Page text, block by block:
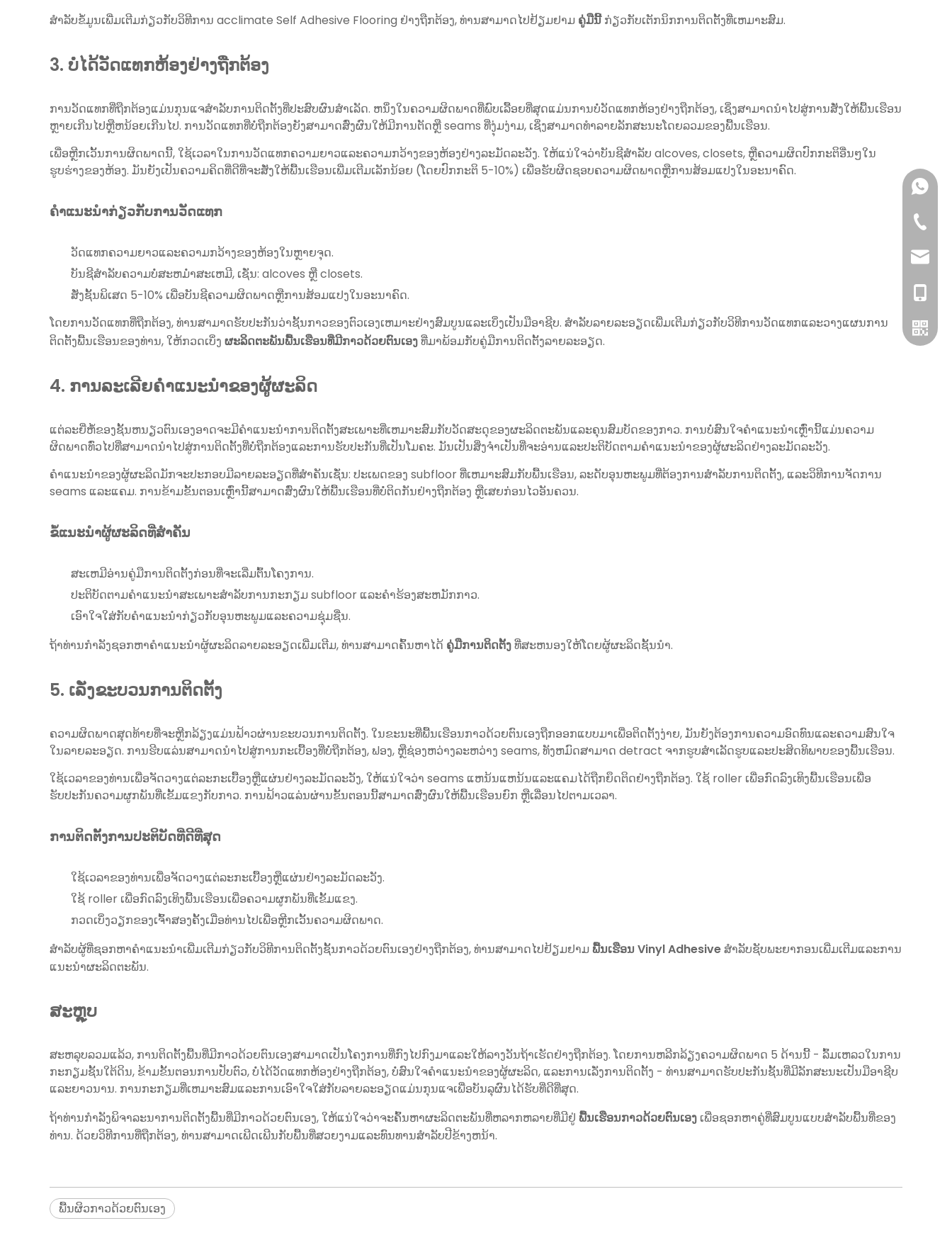
ສໍາລັບຂໍ້ມູນເພີ່ມເຕີມກ່ຽວກັບວິທີການ acclimate Self Adhesive Flooring ຢ່າງຖືກຕ້ອງ, ທ່ານສາມາດໄປຢ້ຽມຢາມ ຄູ່ມືນີ້ກ່ຽວກັບເຕັກນິກການຕິດຕັ້ງທີ່ເຫມາະສົມ.
3. ບໍ່ໄດ້ວັດແທກຫ້ອງຢ່າງຖືກຕ້ອງ
ການວັດແທກທີ່ຖືກຕ້ອງແມ່ນກຸນແຈສໍາລັບການຕິດຕັ້ງທີ່ປະສົບຜົນສໍາເລັດ. ຫນຶ່ງໃນຄວາມຜິດພາດທີ່ພົບເລື້ອຍທີ່ສຸດແມ່ນການບໍ່ວັດແທກຫ້ອງຢ່າງຖືກຕ້ອງ, ເຊິ່ງສາມາດນໍາໄປສູ່ການສັ່ງໃຫ້ພື້ນເຮືອນ
ຫຼາຍເກີນໄປຫຼືຫນ້ອຍເກີນໄປ. ການວັດແທກທີ່ບໍ່ຖືກຕ້ອງຍັງສາມາດສົ່ງຜົນໃຫ້ມີການຕັດຫຼື seams ທີ່ງຸ່ມງ່າມ, ເຊິ່ງສາມາດທໍາລາຍລັກສະນະໂດຍລວມຂອງພື້ນເຮືອນ.
ເພື່ອຫຼີກເວັ້ນການຜິດພາດນີ້, ໃຊ້ເວລາໃນການວັດແທກຄວາມຍາວແລະຄວາມກວ້າງຂອງຫ້ອງຢ່າງລະມັດລະວັງ. ໃຫ້ແນ່ໃຈວ່າບັນຊີສໍາລັບ alcoves, closets, ຫຼືຄວາມຜິດປົກກະຕິອື່ນໆໃນ
ຮູບຮ່າງຂອງຫ້ອງ. ມັນຍັງເປັນຄວາມຄິດທີ່ດີທີ່ຈະສັ່ງໃຫ້ພື້ນເຮືອນເພີ່ມເຕີມເລັກນ້ອຍ (ໂດຍປົກກະຕິ 5-10%) ເພື່ອຮັບຜິດຊອບຄວາມຜິດພາດຫຼືການສ້ອມແປງໃນອະນາຄົດ.
ຄໍາແນະນໍາກ່ຽວກັບການວັດແທກ
ວັດແທກຄວາມຍາວແລະຄວາມກວ້າງຂອງຫ້ອງໃນຫຼາຍຈຸດ.
ບັນຊີສໍາລັບຄວາມບໍ່ສະຫມໍ່າສະເຫມີ, ເຊັ່ນ: alcoves ຫຼື closets.
ສັ່ງຊັ້ນພິເສດ 5-10% ເພື່ອບັນຊີຄວາມຜິດພາດຫຼືການສ້ອມແປງໃນອະນາຄົດ.
ໂດຍການວັດແທກທີ່ຖືກຕ້ອງ, ທ່ານສາມາດຮັບປະກັນວ່າຊັ້ນກາວຂອງຕົວເອງເຫມາະຢ່າງສົມບູນແລະເບິ່ງເປັນມືອາຊີບ. ສໍາລັບລາຍລະອຽດເພີ່ມເຕີມກ່ຽວກັບວິທີການວັດແທກແລະວາງແຜນການ
ຕິດຕັ້ງພື້ນເຮືອນຂອງທ່ານ, ໃຫ້ກວດເບິ່ງ ຜະລິດຕະພັນພື້ນເຮືອນທີ່ມີກາວດ້ວຍຕົນເອງທີ່ມາພ້ອມກັບຄູ່ມືການຕິດຕັ້ງລາຍລະອຽດ.
4. ການລະເລີຍຄໍາແນະນໍາຂອງຜູ້ຜະລິດ
ແຕ່ລະຍີ່ຫໍ້ຂອງຊັ້ນຫນຽວຕົນເອງອາດຈະມີຄໍາແນະນໍາການຕິດຕັ້ງສະເພາະທີ່ເຫມາະສົມກັບວັດສະດຸຂອງຜະລິດຕະພັນແລະຄຸນສົມບັດຂອງກາວ. ການບໍ່ສົນໃຈຄໍາແນະນໍາເຫຼົ່ານີ້ແມ່ນຄວາມ
ຜິດພາດທົ່ວໄປທີ່ສາມາດນໍາໄປສູ່ການຕິດຕັ້ງທີ່ບໍ່ຖືກຕ້ອງແລະການຮັບປະກັນທີ່ເປັນໂມຄະ. ມັນເປັນສິ່ງຈໍາເປັນທີ່ຈະອ່ານແລະປະຕິບັດຕາມຄໍາແນະນໍາຂອງຜູ້ຜະລິດຢ່າງລະມັດລະວັງ.
ຄໍາແນະນໍາຂອງຜູ້ຜະລິດມັກຈະປະກອບມີລາຍລະອຽດທີ່ສໍາຄັນເຊັ່ນ: ປະເພດຂອງ subfloor ທີ່ເຫມາະສົມກັບພື້ນເຮືອນ, ລະດັບອຸນຫະພູມທີ່ຕ້ອງການສໍາລັບການຕິດຕັ້ງ, ແລະວິທີການຈັດການ
seams ແລະແຄມ. ການຂ້າມຂັ້ນຕອນເຫຼົ່ານີ້ສາມາດສົ່ງຜົນໃຫ້ພື້ນເຮືອນທີ່ບໍ່ຕິດກັນຢ່າງຖືກຕ້ອງ ຫຼືເສຍກ່ອນໄວອັນຄວນ.
ຂໍ້ແນະນໍາຜູ້ຜະລິດທີ່ສໍາຄັນ
ສະເຫມີອ່ານຄູ່ມືການຕິດຕັ້ງກ່ອນທີ່ຈະເລີ່ມຕົ້ນໂຄງການ.
ປະຕິບັດຕາມຄໍາແນະນໍາສະເພາະສໍາລັບການກະກຽມ subfloor ແລະຄໍາຮ້ອງສະຫມັກກາວ.
ເອົາໃຈໃສ່ກັບຄໍາແນະນໍາກ່ຽວກັບອຸນຫະພູມແລະຄວາມຊຸ່ມຊື່ນ.
ຖ້າທ່ານກໍາລັງຊອກຫາຄໍາແນະນໍາຜູ້ຜະລິດລາຍລະອຽດເພີ່ມເຕີມ, ທ່ານສາມາດຄົ້ນຫາໄດ້ ຄູ່ມືການຕິດຕັ້ງທີ່ສະຫນອງໃຫ້ໂດຍຜູ້ຜະລິດຊັ້ນນໍາ.
5. ເລັ່ງຂະບວນການຕິດຕັ້ງ
ຄວາມຜິດພາດສຸດທ້າຍທີ່ຈະຫຼີກລ້ຽງແມ່ນຟ້າວຜ່ານຂະບວນການຕິດຕັ້ງ. ໃນຂະນະທີ່ພື້ນເຮືອນກາວດ້ວຍຕົນເອງຖືກອອກແບບມາເພື່ອຕິດຕັ້ງງ່າຍ, ມັນຍັງຕ້ອງການຄວາມອົດທົນແລະຄວາມສົນໃຈ
ໃນລາຍລະອຽດ. ການຮີບແລ່ນສາມາດນໍາໄປສູ່ການກະເບື້ອງທີ່ບໍ່ຖືກຕ້ອງ, ຟອງ, ຫຼືຊ່ອງຫວ່າງລະຫວ່າງ seams, ທັງຫມົດສາມາດ detract ຈາກຮູບສໍາເລັດຮູບແລະປະສິດທິພາບຂອງພື້ນເຮືອນ.
ໃຊ້ເວລາຂອງທ່ານເພື່ອຈັດວາງແຕ່ລະກະເບື້ອງຫຼືແຜ່ນຢ່າງລະມັດລະວັງ, ໃຫ້ແນ່ໃຈວ່າ seams ແຫນ້ນແຫນ້ນແລະແຄມໄດ້ຖືກຍຶດຕິດຢ່າງຖືກຕ້ອງ. ໃຊ້ roller ເພື່ອກົດລົງເທິງພື້ນເຮືອນເພື່ອ
ຮັບປະກັນຄວາມຜູກພັນທີ່ເຂັ້ມແຂງກັບກາວ. ການຟ້າວແລ່ນຜ່ານຂັ້ນຕອນນີ້ສາມາດສົ່ງຜົນໃຫ້ພື້ນເຮືອນຍົກ ຫຼືເລື່ອນໄປຕາມເວລາ.
ການຕິດຕັ້ງການປະຕິບັດທີ່ດີທີ່ສຸດ
ໃຊ້ເວລາຂອງທ່ານເພື່ອຈັດວາງແຕ່ລະກະເບື້ອງຫຼືແຜ່ນຢ່າງລະມັດລະວັງ.
ໃຊ້ roller ເພື່ອກົດລົງເທິງພື້ນເຮືອນເພື່ອຄວາມຜູກພັນທີ່ເຂັ້ມແຂງ.
ກວດເບິ່ງວຽກຂອງເຈົ້າສອງຄັ້ງເມື່ອທ່ານໄປເພື່ອຫຼີກເວັ້ນຄວາມຜິດພາດ.
ສໍາລັບຜູ້ທີ່ຊອກຫາຄໍາແນະນໍາເພີ່ມເຕີມກ່ຽວກັບວິທີການຕິດຕັ້ງຊັ້ນກາວດ້ວຍຕົນເອງຢ່າງຖືກຕ້ອງ, ທ່ານສາມາດໄປຢ້ຽມຢາມພື້ນເຮືອນ Vinyl Adhesiveສໍາລັບຊັບພະຍາກອນເພີ່ມເຕີມແລະການ
ແນະນໍາຜະລິດຕະພັນ.
ສະຫຼຸບ
ສະຫລຸບລວມແລ້ວ, ການຕິດຕັ້ງພື້ນທີ່ມີກາວດ້ວຍຕົນເອງສາມາດເປັນໂຄງການທີ່ກົງໄປກົງມາແລະໃຫ້ລາງວັນຖ້າເຮັດຢ່າງຖືກຕ້ອງ. ໂດຍການຫລີກລ້ຽງຄວາມຜິດພາດ 5 ດ້ານນີ້ - ລົ້ມເຫລວໃນການ
ກະກຽມຊັ້ນໃຕ້ດິນ, ຂ້າມຂັ້ນຕອນການປັບຕົວ, ບໍ່ໄດ້ວັດແທກຫ້ອງຢ່າງຖືກຕ້ອງ, ບໍ່ສົນໃຈຄໍາແນະນໍາຂອງຜູ້ຜະລິດ, ແລະການເລັ່ງການຕິດຕັ້ງ - ທ່ານສາມາດຮັບປະກັນຊັ້ນທີ່ມີລັກສະນະເປັນມືອາຊີບ
ແລະຍາວນານ. ການກະກຽມທີ່ເຫມາະສົມແລະການເອົາໃຈໃສ່ກັບລາຍລະອຽດແມ່ນກຸນແຈເພື່ອບັນລຸຜົນໄດ້ຮັບທີ່ດີທີ່ສຸດ.
ຖ້າທ່ານກໍາລັງພິຈາລະນາການຕິດຕັ້ງພື້ນທີ່ມີກາວດ້ວຍຕົນເອງ, ໃຫ້ແນ່ໃຈວ່າຈະຄົ້ນຫາຜະລິດຕະພັນທີ່ຫລາກຫລາຍທີ່ມີຢູ່ ພື້ນເຮືອນກາວດ້ວຍຕົນເອງ ເພື່ອຊອກຫາຄູ່ທີ່ສົມບູນແບບສໍາລັບພື້ນທີ່ຂອງ
ທ່ານ. ດ້ວຍວິທີການທີ່ຖືກຕ້ອງ, ທ່ານສາມາດເພີດເພີນກັບພື້ນທີ່ສວຍງາມແລະທົນທານສໍາລັບປີຂ້າງຫນ້າ.
ພື້ນຜິວກາວດ້ວຍຕົນເອງ
+86-
+86-